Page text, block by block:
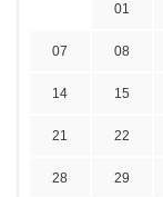
01
07 08
14 15
21 22
28 29